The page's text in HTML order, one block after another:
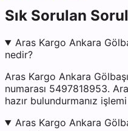
Sık Sorulan
Aras Kargo Ankara
nedir?
Aras Kargo Ankara
numarası 5497818953.
hazır bulundurmanız işlemi
Aras Kargo Ankara